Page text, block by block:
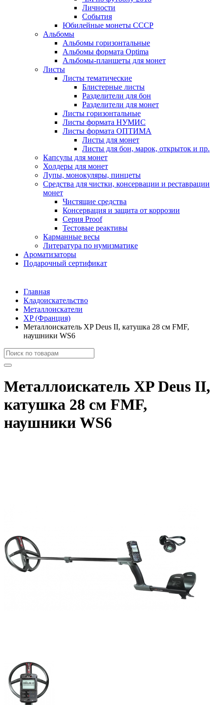
Личности
События
Юбилейные монеты СССР
Альбомы
Альбомы горизонтальные
Альбомы формата Optima
Альбомы-планшеты для монет
Листы
Листы тематические
Блистерные листы
Разделители для бон
Разделители для монет
Листы горизонтальные
Листы формата НУМИС
Листы формата ОПТИМА
Листы для монет
Листы для бон, марок, открыток и пр.
Капсулы для монет
Холдеры для монет
Лупы, монокуляры, пинцеты
Средства для чистки, консервации и реставрации
монет
Чистящие средства
Консервация и защита от коррозии
Серия Proof
Тестовые реактивы
Карманные весы
Литература по нумизматике
Ароматизаторы
Подарочный сертификат
Главная
Кладоискательство
Металлоискатели
XP (Франция)
Металлоискатель XP Deus II, катушка 28 см FMF,
наушники WS6
Металлоискатель XP Deus II,
катушка 28 см FMF,
наушники WS6